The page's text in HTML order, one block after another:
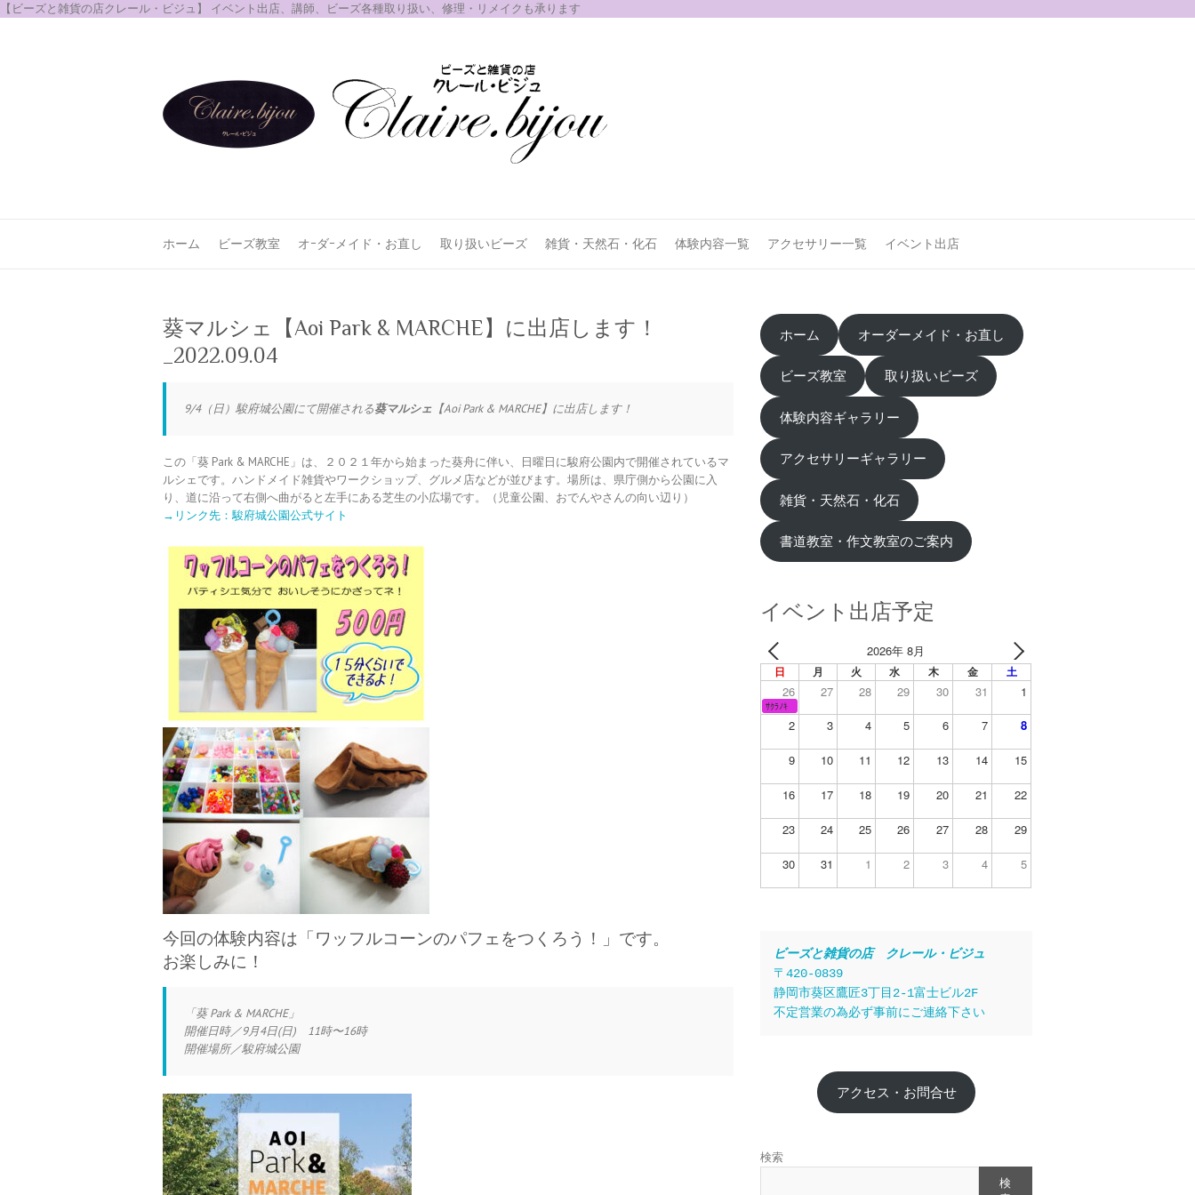
【ビーズと雑貨の店クレール・ビジュ】 イベント出店、講師、ビーズ各種取り扱い、修理・リメイクも承ります
ホーム ビーズ教室 オｰダｰメイド・お直し 取り扱いビーズ 雑貨・天然石・化石 体験内容一覧 アクセサリー一覧 イベント出店
葵マルシェ【Aoi Park & MARCHE】に出店します！
_2022.09.04
9/4（日）駿府城公園にて開催される葵マルシェ 【Aoi Park & MARCHE】に出店します！
この「葵 Park & MARCHE」は、２０２１年から始まった葵舟に伴い、日曜日に駿府公園内で開催されているマ
ルシェです。ハンドメイド雑貨やワークショップ、グルメ店などが並びます。場所は、県庁側から公園に入
り、道に沿って右側へ曲がると左手にある芝生の小広場です。（児童公園、おでんやさんの向い辺り）
→リンク先：駿府城公園公式サイト
今回の体験内容は「ワッフルコーンのパフェをつくろう！」です。
お楽しみに！
「葵 Park & MARCHE」
開催日時／9月4日(日) 11時〜16時
開催場所／駿府城公園
ホーム オーダーメイド・お直し
ビーズ教室 取り扱いビーズ
体験内容ギャラリー
アクセサリーギャラリー
雑貨・天然石・化石
書道教室・作文教室のご案内
イベント出店予定
2026年 8月
日 月 火 水 木 金 土
26 27 28 29 30 31 1
ｻｸﾗﾉｷ
2 3 4 5 6 7 8
9 10 11 12 13 14 15
16 17 18 19 20 21 22
23 24 25 26 27 28 29
30 31 1 2 3 4 5
ビーズと雑貨の店　クレール・ビジュ
〒420-0839
静岡市葵区鷹匠3丁目2-1富士ビル2F
不定営業の為必ず事前にご連絡下さい
アクセス・お問合せ
検索
検